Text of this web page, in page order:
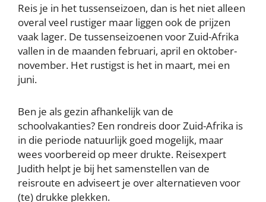
Reis je in het tussenseizoen, dan is het niet alleen
overal veel rustiger maar liggen ook de prijzen
vaak lager. De tussenseizoenen voor Zuid-Afrika
vallen in de maanden februari, april en oktober-
november. Het rustigst is het in maart, mei en
juni.
Ben je als gezin afhankelijk van de
schoolvakanties? Een rondreis door Zuid-Afrika is
in die periode natuurlijk goed mogelijk, maar
wees voorbereid op meer drukte. Reisexpert
Judith helpt je bij het samenstellen van de
reisroute en adviseert je over alternatieven voor
(te) drukke plekken.